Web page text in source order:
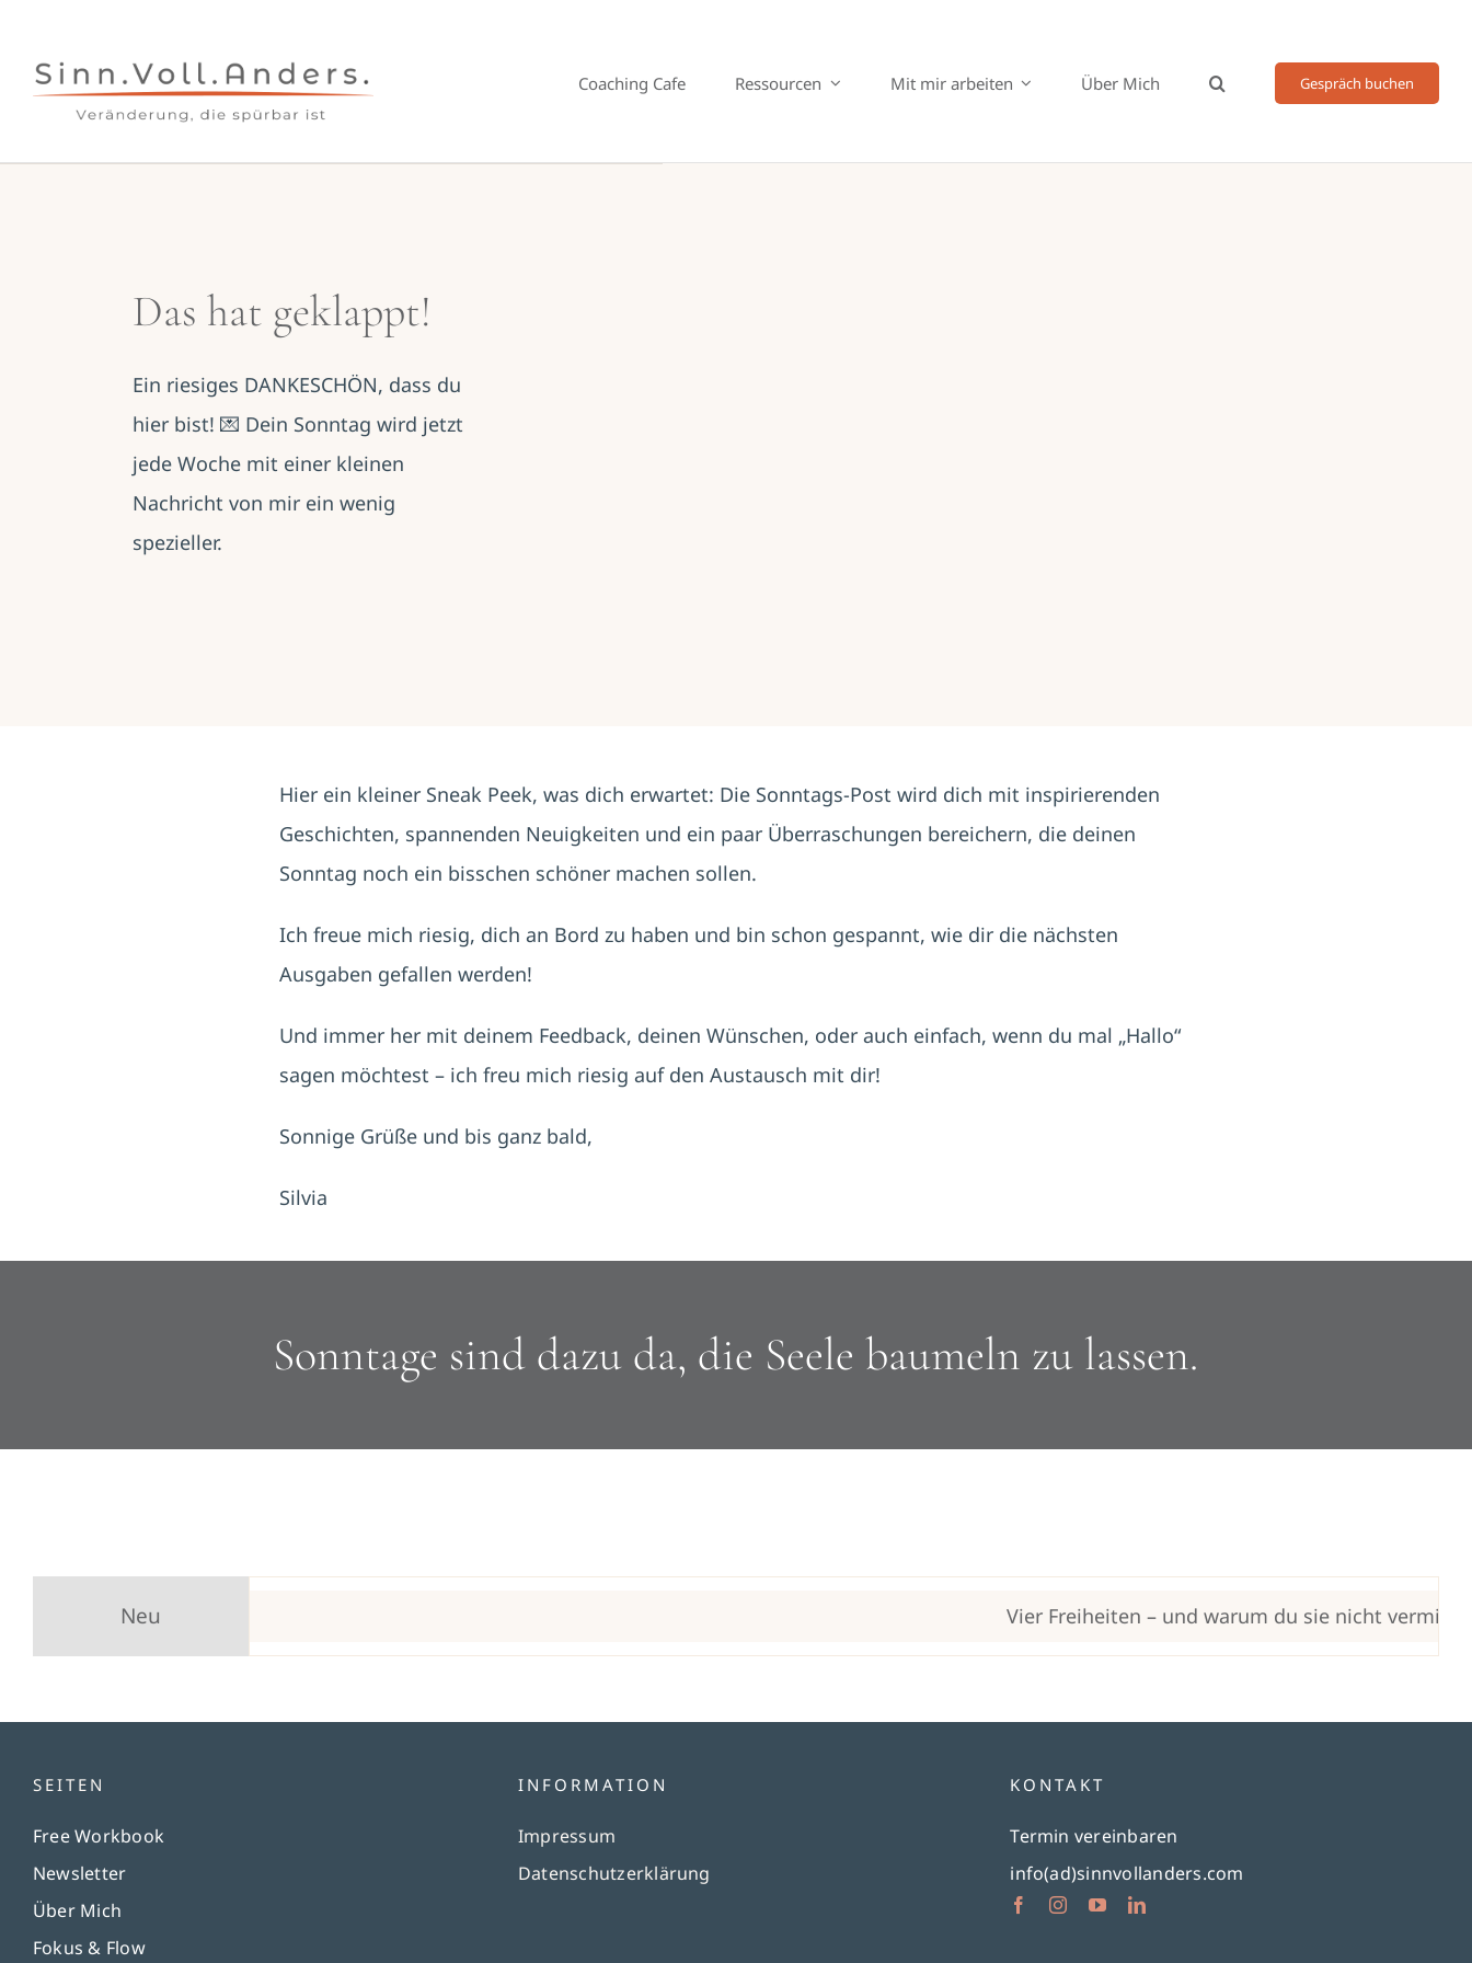
content
Coaching Cafe Ressourcen Mit mir arbeiten Über Mich Gespräch buchen
Das hat geklappt!
Ein riesiges DANKESCHÖN, dass du
hier bist! 💌 Dein Sonntag wird jetzt
jede Woche mit einer kleinen
Nachricht von mir ein wenig
spezieller.
Hier ein kleiner Sneak Peek, was dich erwartet: Die Sonntags-Post wird dich mit inspirierenden
Geschichten, spannenden Neuigkeiten und ein paar Überraschungen bereichern, die deinen
Sonntag noch ein bisschen schöner machen sollen.
Ich freue mich riesig, dich an Bord zu haben und bin schon gespannt, wie dir die nächsten
Ausgaben gefallen werden!
Und immer her mit deinem Feedback, deinen Wünschen, oder auch einfach, wenn du mal „Hallo“
sagen möchtest – ich freu mich riesig auf den Austausch mit dir!
Sonnige Grüße und bis ganz bald,
Silvia
Sonntage sind dazu da, die Seele baumeln zu lassen.
Neu Vier Freiheiten – und warum du sie nicht
SEITEN
Free Workbook
Newsletter
Über Mich
Fokus & Flow
INFORMATION
Impressum
Datenschutzerklärung
KONTAKT
Termin vereinbaren
info(ad)sinnvollanders.com